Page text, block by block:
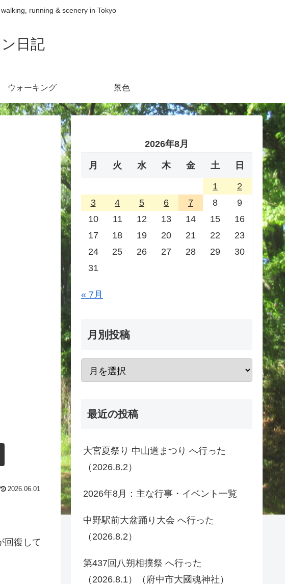
running & scenery in Tokyo
日記
ウォーキング 景色
2026.06.01
回復して
2026年8月
月 火 水 木 金 土 日
1
2
3
4 5 6 7 8
9
10
11 12 13 14 15
16
17
18 19 20 21 22
23
24
25 26 27 28 29
30
31
« 7月
月別投稿
最近の投稿
大宮夏祭り 中山道まつり へ行った
（2026.8.2）
2026年8月：主な行事・イベント一覧
中野駅前大盆踊り大会 へ行った
（2026.8.2）
第437回八朔相撲祭 へ行った
（2026.8.1）（府中市大國魂神社）